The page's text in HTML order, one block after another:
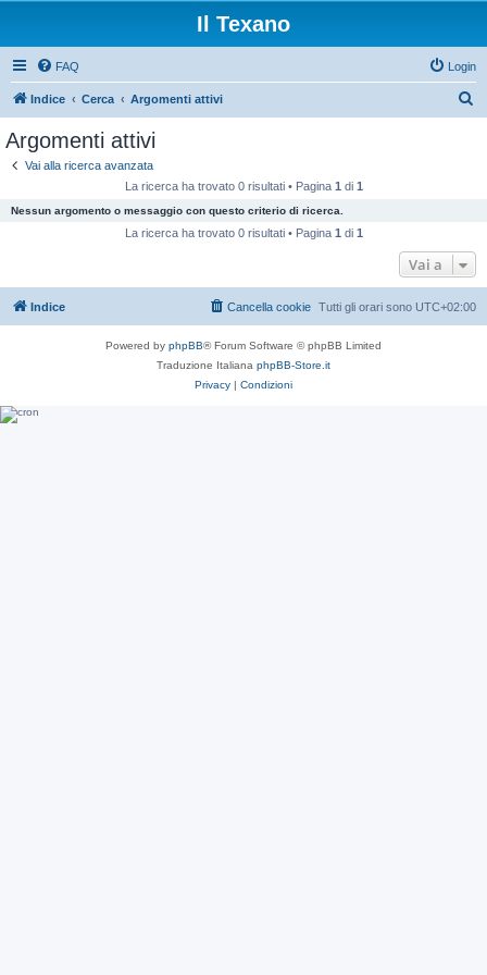
Il Texano
FAQ Login
Indice Cerca Argomenti attivi
Argomenti attivi
Vai alla ricerca avanzata
La ricerca ha trovato 0 risultati • Pagina 1 di 1
Nessun argomento o messaggio con questo criterio di ricerca.
La ricerca ha trovato 0 risultati • Pagina 1 di 1
Vai a
Indice Tutti gli orari sono UTC+02:00
Cancella cookie
Powered by phpBB® Forum Software © phpBB Limited
Traduzione Italiana phpBB-Store.it
Privacy | Condizioni